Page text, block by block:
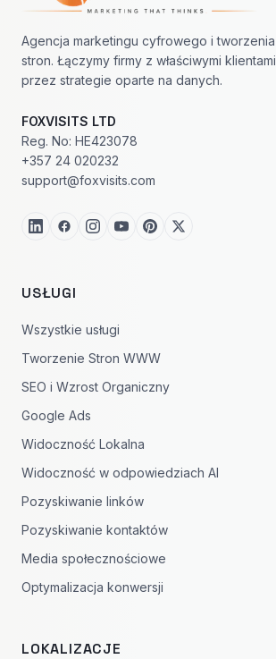
Agencja marketingu cyfrowego i tworzenia
stron. Łączymy firmy z właściwymi klientami
przez strategie oparte na danych.
FOXVISITS LTD
Reg. No: HE423078
+357 24 020232
support@foxvisits.com
USŁUGI
Wszystkie usługi
Tworzenie Stron WWW
SEO i Wzrost Organiczny
Google Ads
Widoczność Lokalna
Widoczność w odpowiedziach AI
Pozyskiwanie linków
Pozyskiwanie kontaktów
Media społecznościowe
Optymalizacja konwersji
LOKALIZACJE